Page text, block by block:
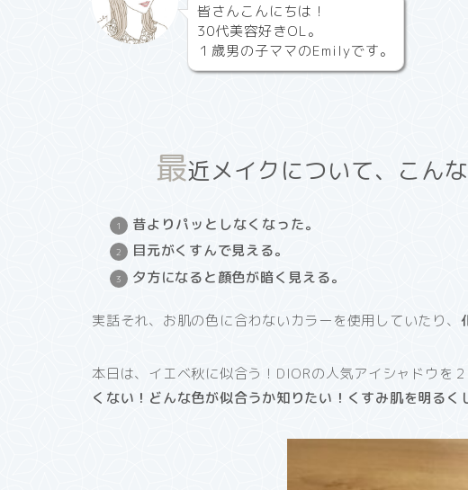
皆さんこんにちは！
30代美容好きOL。
１歳男の子ママのEmilyです。
最近メイクについて、こん
昔よりパッとしなくなった。
目元がくすんで見える。
夕方になると顔色が暗く見える。
実話それ、お肌の色に合わないカラーを使用していたり、
本日は、イエベ秋に似合う！DIORの人気アイシャドウを２
くない！どんな色が似合うか知りたい！くすみ肌を明るく